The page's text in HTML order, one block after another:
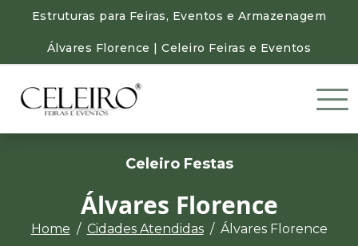
Estruturas para Feiras, Eventos e Armazenagem
Álvares Florence | Celeiro Feiras e Eventos
Celeiro Festas
Álvares Florence
Home Cidades Atendidas Álvares Florence